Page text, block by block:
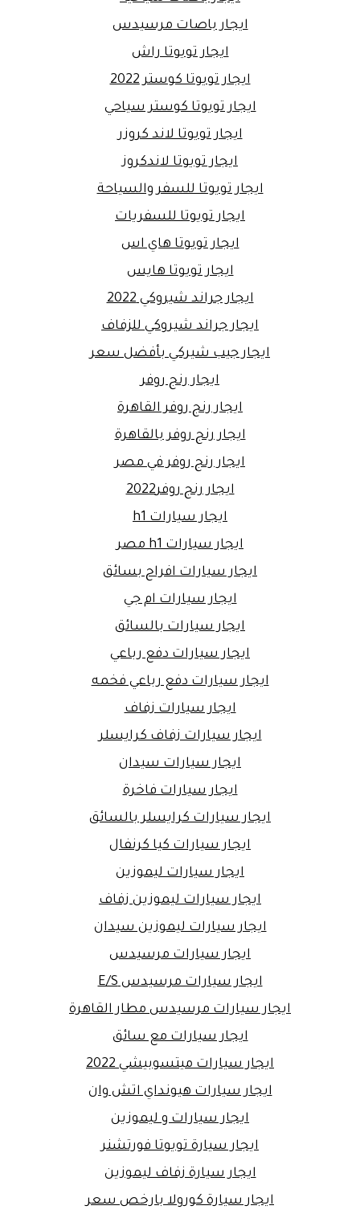
ايجار باصات مرسيدس
ايجار تويوتا راش
ايجار تويوتا كوستر 2022
ايجار تويوتا كوستر سياحي
ايجار تويوتا لاند كروزر
ايجار تويوتا لاندكروز
ايجار تويوتا للسفر والسياحة
ايجار تويوتا للسفريات
ايجار تويوتا هاي اس
ايجار تويوتا هايس
ايجار جراند شيروكي 2022
ايجار جراند شيروكي للزفاف
ايجار جيب شيركي بأفضل سعر
ايجار رنج روفر
ايجار رنج روفر القاهرة
ايجار رنج روفر بالقاهرة
ايجار رنج روفر في مصر
ايجار رنج روفر2022
ايجار سيارات h1
ايجار سيارات h1 مصر
ايجار سيارات افراح بسائق
ايجار سيارات ام جي
ايجار سيارات بالسائق
ايجار سيارات دفع رباعي
ايجار سيارات دفع رباعي فخمه
ايجار سيارات زفاف
ايجار سيارات زفاف كرايسلر
ايجار سيارات سيدان
ايجار سيارات فاخرة
ايجار سيارات كرايسلر بالسائق
ايجار سيارات كيا كرنفال
ايجار سيارات ليموزين
ايجار سيارات ليموزين زفاف
ايجار سيارات ليموزين سيدان
ايجار سيارات مرسيدس
ايجار سيارات مرسيدس E/S
ايجار سيارات مرسيدس مطار القاهرة
ايجار سيارات مع سائق
ايجار سيارات ميتسوبيشي 2022
ايجار سيارات هيونداي اتش وان
ايجار سيارات و ليموزين
ايجار سيارة تويوتا فورتشنر
ايجار سيارة زفاف ليموزين
ايجار سيارة كورولا بارخص سعر